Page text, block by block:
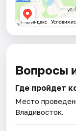
Вопросы
Где пройдет
Место
Владивосток.